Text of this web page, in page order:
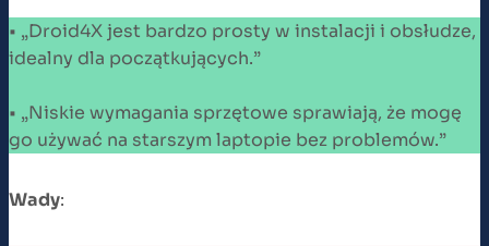
• „Droid4X jest bardzo prosty w instalacji i obsłudze,
idealny dla początkujących.”
• „Niskie wymagania sprzętowe sprawiają, że mogę
go używać na starszym laptopie bez problemów.”
Wady: